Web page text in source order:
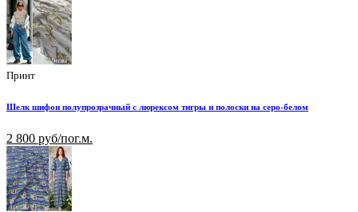
Принт
Шелк шифон полупрозрачный с люрексом тигры и полоски на серо-белом
2 800 руб/пог.м.